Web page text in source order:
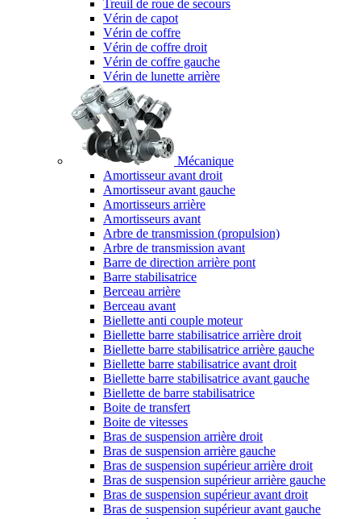
Treuil de roue de secours
Vérin de capot
Vérin de coffre
Vérin de coffre droit
Vérin de coffre gauche
Vérin de lunette arrière
Mécanique
Amortisseur avant droit
Amortisseur avant gauche
Amortisseurs arrière
Amortisseurs avant
Arbre de transmission (propulsion)
Arbre de transmission avant
Barre de direction arrière pont
Barre stabilisatrice
Berceau arrière
Berceau avant
Biellette anti couple moteur
Biellette barre stabilisatrice arrière droit
Biellette barre stabilisatrice arrière gauche
Biellette barre stabilisatrice avant droit
Biellette barre stabilisatrice avant gauche
Biellette de barre stabilisatrice
Boite de transfert
Boite de vitesses
Bras de suspension arrière droit
Bras de suspension arrière gauche
Bras de suspension supérieur arrière droit
Bras de suspension supérieur arrière gauche
Bras de suspension supérieur avant droit
Bras de suspension supérieur avant gauche